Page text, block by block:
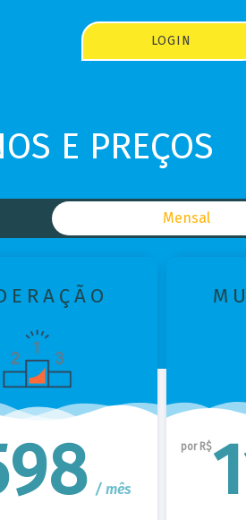
LOGIN
E PREÇOS
Mensal
/ mês
por R$